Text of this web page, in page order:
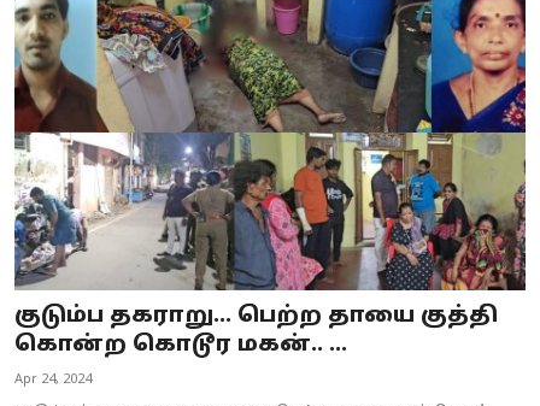
குடும்ப தகராறு... பெற்ற தாயை குத்தி
கொன்ற கொடூர மகன்.. ...
Apr 24, 2024